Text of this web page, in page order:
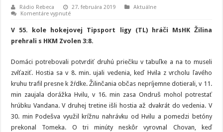
Rádio Rebeca 27. februára 2019
Aktuálne
Komentáre vypnuténa
MsHK
Žilina
kole
so
Zvolenom
V 55. kole hokejovej Tipsport ligy (TL) hráči MsHK Žilina
prehrali s HKM Zvolen 3:8.
Domáci potrebovali potvrdiť druhú priečku v tabuľke a na to museli
zvíťaziť. Hostia sa v 8. min. ujali vedenia, keď Hvila z vrcholu ľavého
kruhu trafil presne k žŕdke. Žilinčania občas nepríjemne dotierali, v 11.
min zaujala dorážka Hvilu, v 16. min zasa Ondruš mohol potrestať
hrúbku Vandana. V druhej tretine išli hostia až dvakrát do vedenia. V
30. min Podešva využil krížnu nahrávku od Hvilu a pomedzi betóny
prekonal Tomeka. O tri minúty neskôr vyrovnal Chovan, keď